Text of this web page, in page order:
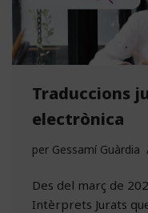
Traduccions
electrònica
per Gessamí Guàrdia
Des del març de
Intèrprets Jurats